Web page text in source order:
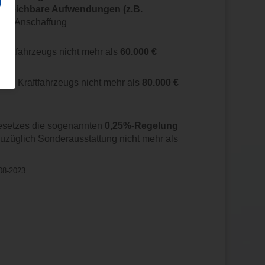
Aufwendungen (z.B.
Anschaffung
nicht mehr als 60.000 €
Kraftfahrzeugs nicht mehr als 80.000 €
die sogenannten 0,25%-Regelung
Sonderausstattung nicht mehr als
2023